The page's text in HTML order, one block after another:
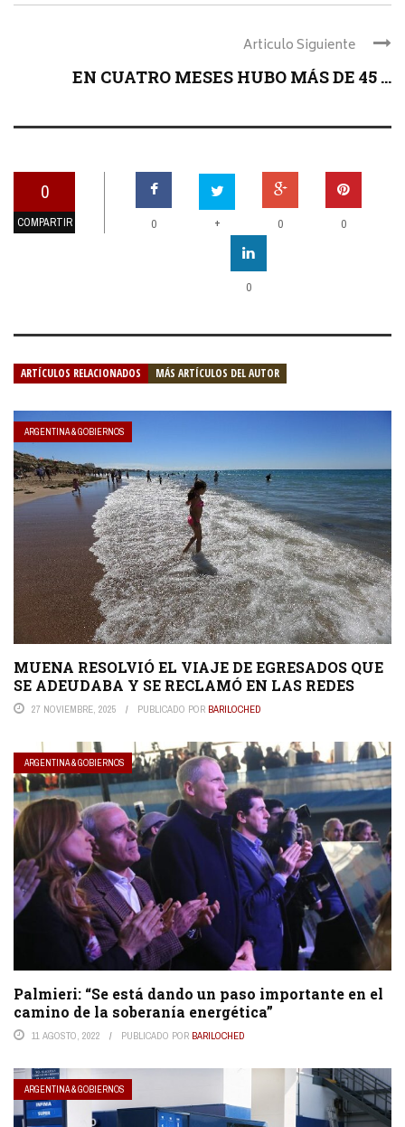
Articulo Siguiente
EN CUATRO MESES HUBO MÁS DE 45 ...
0
COMPARTIR 0 + 0 0
0
ARTÍCULOS RELACIONADOS MÁS ARTÍCULOS DEL AUTOR
ARGENTINA & GOBIERNOS
MUENA RESOLVIÓ EL VIAJE DE EGRESADOS QUE
SE ADEUDABA Y SE RECLAMÓ EN LAS REDES
27 NOVIEMBRE, 2025 PUBLICADO POR BARILOCHED
ARGENTINA & GOBIERNOS
Palmieri: “Se está dando un paso importante en el
camino de la soberanía energética”
11 AGOSTO, 2022 PUBLICADO POR BARILOCHED
ARGENTINA & GOBIERNOS